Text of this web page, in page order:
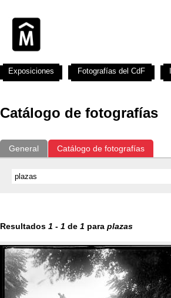
Catálogo de fotografías
General Catálogo de fotografías
Resultados 1 - 1 de 1 para plazas
Exposiciones Fotografías del CdF